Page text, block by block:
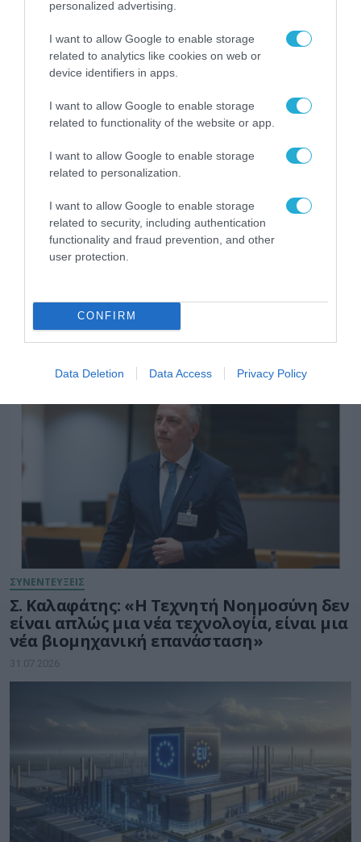
personalized advertising.
I want to allow Google to enable storage
related to analytics like cookies on web or
device identifiers in apps.
I want to allow Google to enable storage
related to functionality of the website or app.
I want to allow Google to enable storage
related to personalization.
I want to allow Google to enable storage
related to security, including authentication
functionality and fraud prevention, and other
user protection.
CONFIRM
Data Deletion Data Access Privacy Policy
καλοκαιριού έχει την
ΟΛΗ Η ΡΟΗ ΕΙΔΗΣΕΩΝ
ARTIFICIAL INTELLIGENCE (AI)
ΣΥΝΕΝΤΕΥΞΕΙΣ
Σ. Καλαφάτης: «Η Τεχνητή Νοημοσύνη δεν
είναι απλώς μια νέα τεχνολογία, είναι μια
νέα βιομηχανική επανάσταση»
31.07.2026